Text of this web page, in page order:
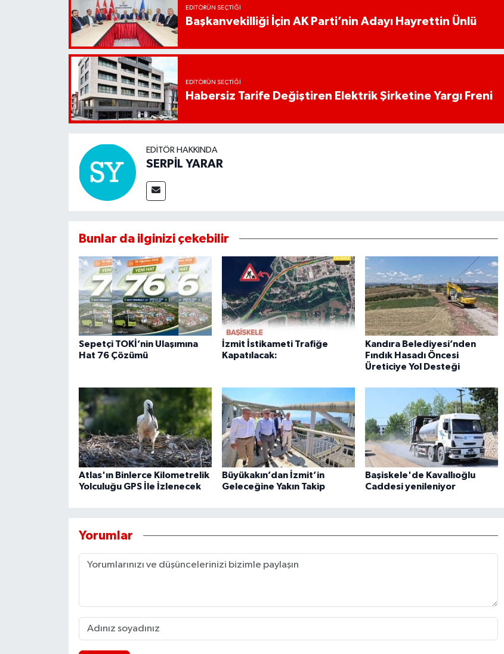
EDITÖRÜN SEÇTIĞI
Başkanvekilliği İçin AK Parti’nin Adayı Hayrettin Ünlü
EDITÖRÜN SEÇTIĞI
Habersiz Tarife Değiştiren Elektrik Şirketine Yargı Freni
EDITÖR HAKKINDA
SERPİL YARAR
Bunlar da ilginizi çekebilir
Sepetçi TOKİ’nin Ulaşımına
Hat 76 Çözümü
İzmit İstikameti Trafiğe
Kapatılacak:
Kandıra Belediyesi’nden
Fındık Hasadı Öncesi
Üreticiye Yol Desteği
Atlas'ın Binlerce Kilometrelik
Yolculuğu GPS İle İzlenecek
Büyükakın’dan İzmit’in
Geleceğine Yakın Takip
Başiskele'de Kavallıoğlu
Caddesi yenileniyor
Yorumlar